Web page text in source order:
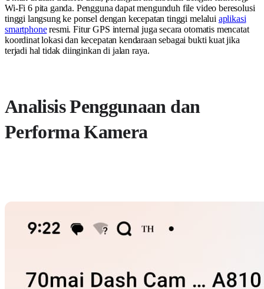
Wi-Fi 6 pita ganda. Pengguna dapat mengunduh file video beresolusi
tinggi langsung ke ponsel dengan kecepatan tinggi melalui aplikasi
smartphoneresmi. Fitur GPS internal juga secara otomatis mencatat
koordinat lokasi dan kecepatan kendaraan sebagai bukti kuat jika
terjadi hal tidak diinginkan di jalan raya.
Analisis Penggunaan dan
Performa Kamera